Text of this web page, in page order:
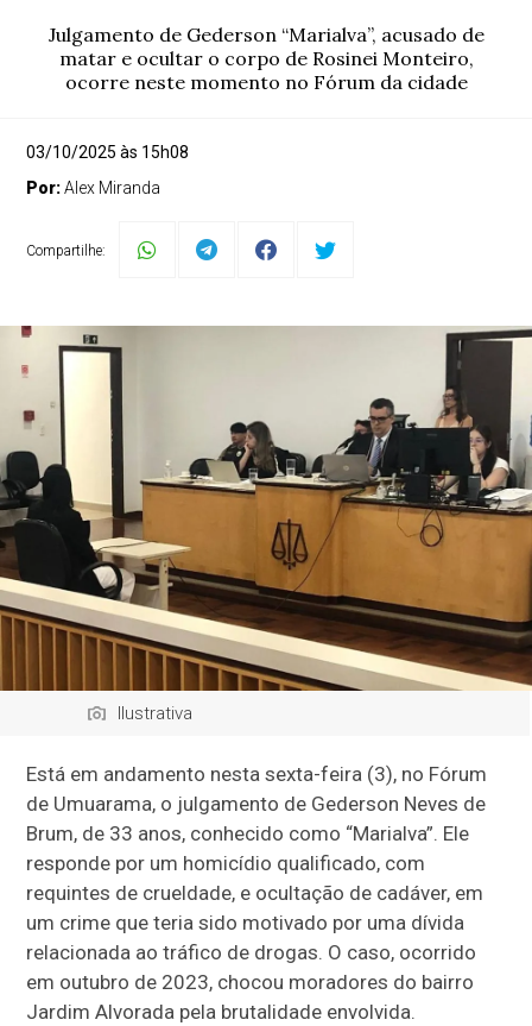
Julgamento de Gederson “Marialva”, acusado de
matar e ocultar o corpo de Rosinei Monteiro,
ocorre neste momento no Fórum da cidade
03/10/2025 às 15h08
Por:Alex Miranda
Compartilhe:
Ilustrativa
Está em andamento nesta sexta-feira (3), no Fórum
de Umuarama, o julgamento de Gederson Neves de
Brum, de 33 anos, conhecido como “Marialva”. Ele
responde por um homicídio qualificado, com
requintes de crueldade, e ocultação de cadáver, em
um crime que teria sido motivado por uma dívida
relacionada ao tráfico de drogas. O caso, ocorrido
em outubro de 2023, chocou moradores do bairro
Jardim Alvorada pela brutalidade envolvida.